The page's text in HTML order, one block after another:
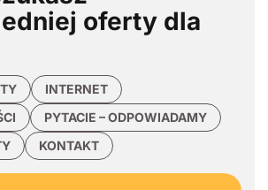
oferty dla
INTERNET
PYTACIE – ODPOWIADAMY
KONTAKT